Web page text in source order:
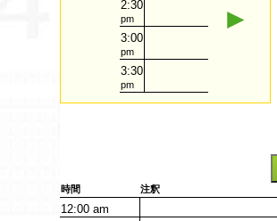
2:30
pm
3:00
pm
3:30
pm
►
時間 注釈
12:00am